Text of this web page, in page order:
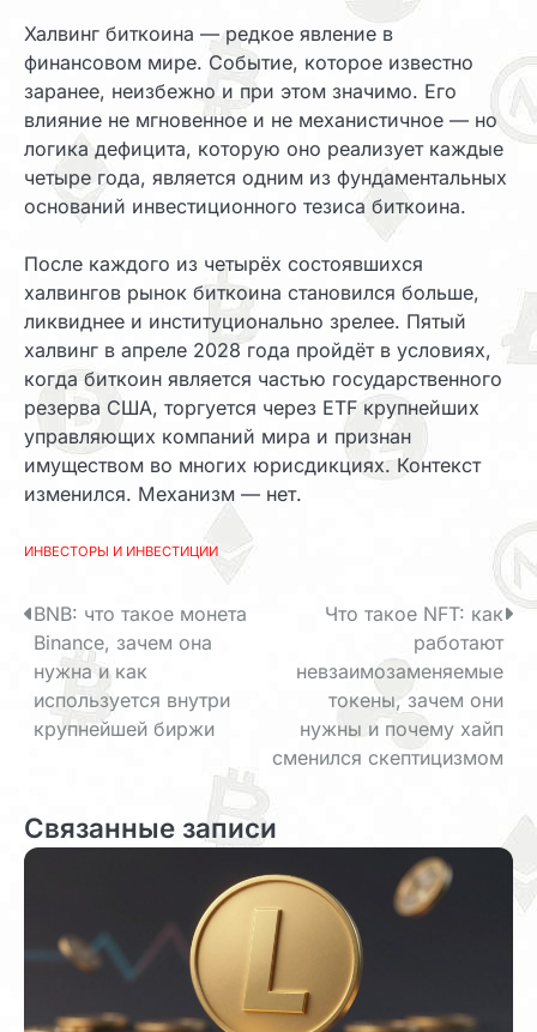
Халвинг биткоина — редкое явление в
финансовом мире. Событие, которое известно
заранее, неизбежно и при этом значимо. Его
влияние не мгновенное и не механистичное — но
логика дефицита, которую оно реализует каждые
четыре года, является одним из фундаментальных
оснований инвестиционного тезиса биткоина.
После каждого из четырёх состоявшихся
халвингов рынок биткоина становился больше,
ликвиднее и институционально зрелее. Пятый
халвинг в апреле 2028 года пройдёт в условиях,
когда биткоин является частью государственного
резерва США, торгуется через ETF крупнейших
управляющих компаний мира и признан
имуществом во многих юрисдикциях. Контекст
изменился. Механизм — нет.
ИНВЕСТОРЫ И ИНВЕСТИЦИИ
Н
а
в
а
я
BNB: что такое монета
Binance, зачем она
нужна и как
используется внутри
крупнейшей биржи
Что такое NFT: как
работают
невзаимозаменяемые
токены, зачем они
нужны и почему хайп
сменился скептицизмом
Связанные записи